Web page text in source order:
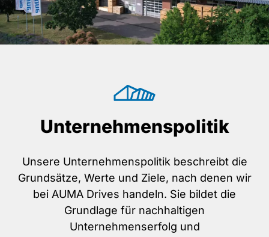
Unternehmenspolitik
Unsere Unternehmenspolitik beschreibt die
Grundsätze, Werte und Ziele, nach denen wir
bei AUMA Drives handeln. Sie bildet die
Grundlage für nachhaltigen
Unternehmenserfolg und